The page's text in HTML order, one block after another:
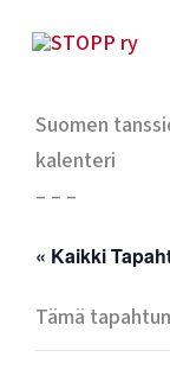
sisältöön
Suomen
kalenteri
– – –
« Kaikki
Tämä